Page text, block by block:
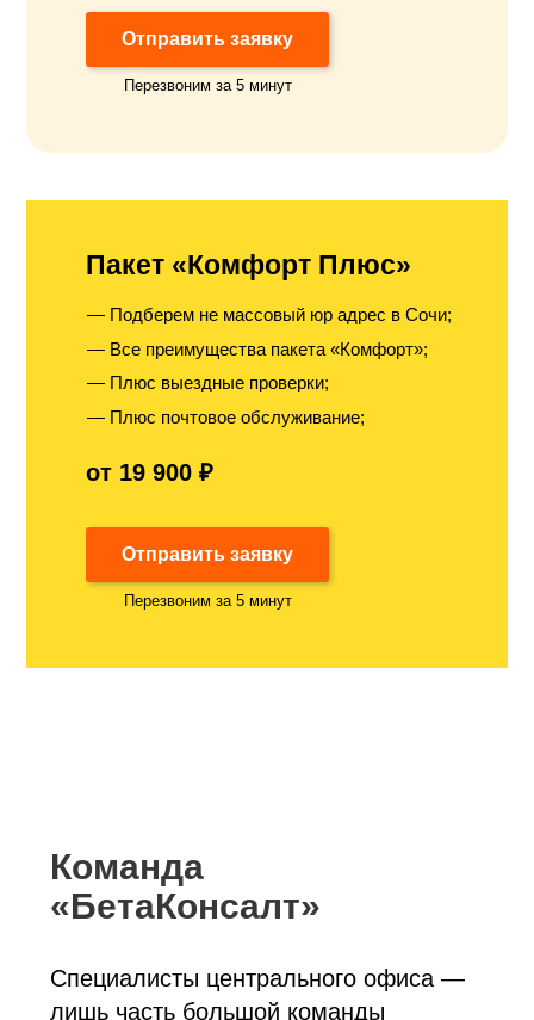
Отправить заявку
Перезвоним за 5 минут
Пакет «Комфорт Плюс»
Подберем не массовый юр адрес в Сочи;
Все преимущества пакета «Комфорт»;
Плюс выездные проверки;
Плюс почтовое обслуживание;
от 19 900 ₽
Отправить заявку
Перезвоним за 5 минут
Команда
«БетаКонсалт»
Специалисты центрального офиса —
лишь часть большой команды